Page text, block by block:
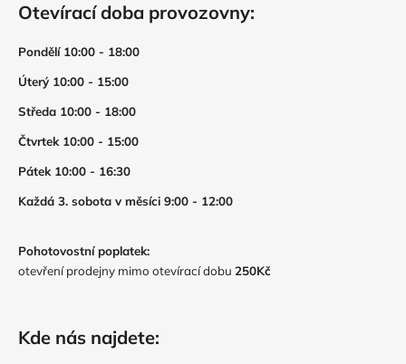
Otevírací doba provozovny:
Pondělí 10:00 - 18:00
Úterý 10:00 - 15:00
Středa 10:00 - 18:00
Čtvrtek 10:00 - 15:00
Pátek 10:00 - 16:30
Každá 3. sobota v měsíci 9:00 - 12:00
Pohotovostní poplatek:
otevření prodejny mimo otevírací dobu 250Kč
Kde nás najdete: